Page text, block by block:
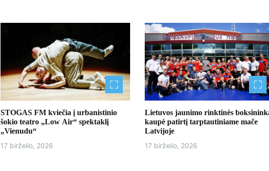
STOGAS FM kviečia į urbanistinio
šokio teatro „Low Air“ spektaklį
„Vienudu“
17 birželio, 2026
Lietuvos jaunimo rinktinės
kaupė patirtį tarptautiniame mače
Latvijoje
17 birželio, 2026